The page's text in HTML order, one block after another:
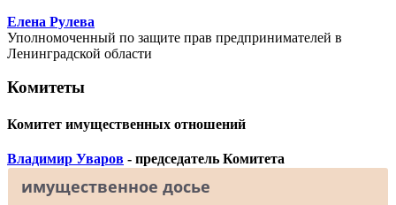
Елена Рулева
Уполномоченный по защите прав предпринимателей в
Ленинградской области
Комитеты
Комитет имущественных отношений
Владимир Уваров - председатель Комитета
имущественное досье